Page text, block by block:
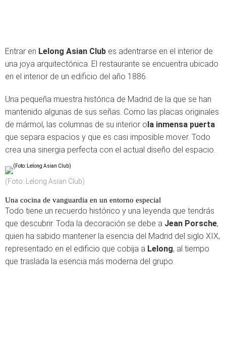
Entrar en Lelong Asian Club es adentrarse en el interior de
una joya arquitectónica. El restaurante se encuentra ubicado
en el interior de un edificio del año 1886.
Una pequeña muestra histórica de Madrid de la que se han
mantenido algunas de sus señas. Como las placas originales
de mármol, las columnas de su interior ola inmensa puerta
que separa espacios y que es casi imposible mover. Todo
crea una sinergia perfecta con el actual diseño del espacio.
(Foto: Lelong Asian Club)
Una cocina de vanguardia en un entorno especial
Todo tiene un recuerdo histórico y una leyenda que tendrás
que descubrir. Toda la decoración se debe a Jean Porsche,
quien ha sabido mantener la esencia del Madrid del siglo XIX,
representado en el edificio que cobija a Lelong, al tiempo
que traslada la esencia más moderna del grupo.